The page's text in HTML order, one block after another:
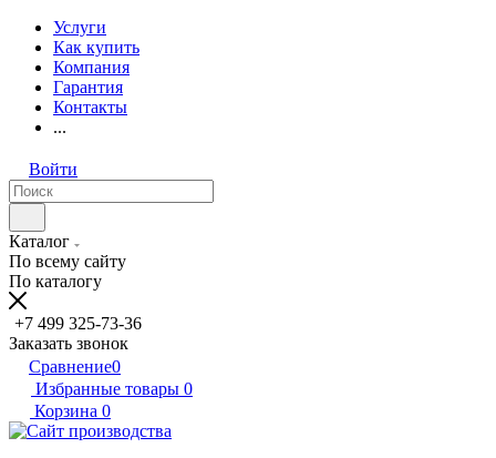
Услуги
Как купить
Компания
Гарантия
Контакты
...
Войти
Каталог
По всему сайту
По каталогу
+7 499 325-73-36
Заказать звонок
Сравнение0
Избранные товары 0
Корзина 0